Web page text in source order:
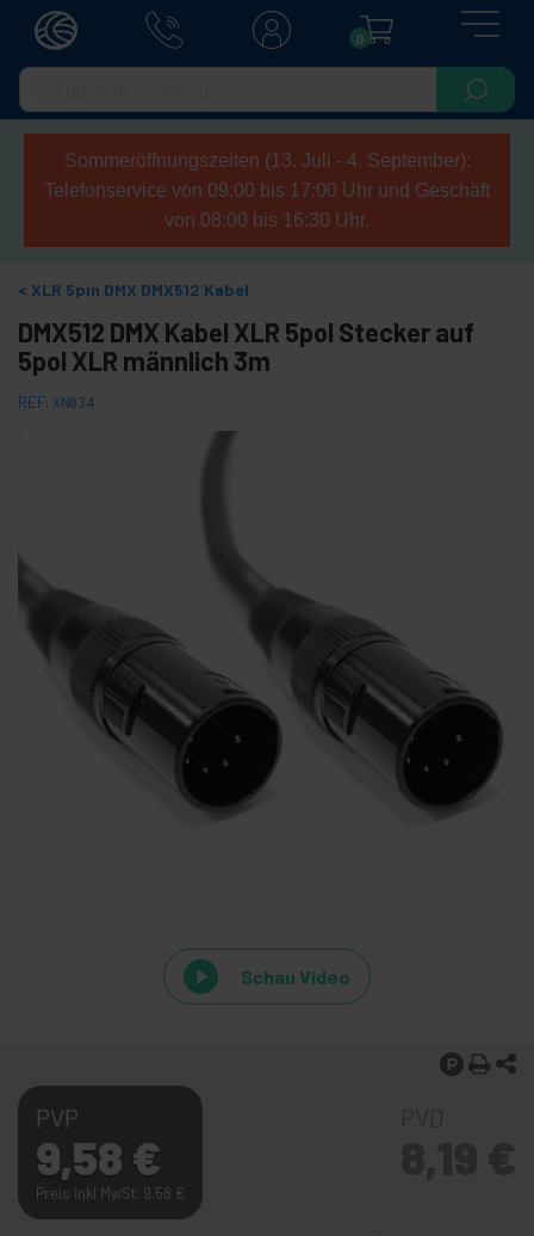
0
Sommeröffnungszeiten (13. Juli - 4. September):
Telefonservice von 09:00 bis 17:00 Uhr und Geschäft
von 08:00 bis 16:30 Uhr.
XLR 5pin DMX DMX512 Kabel
DMX512 DMX Kabel XLR 5pol Stecker auf
5pol XLR männlich 3m
REF: XN034
Schau Video
PVP
9,58 €
Preis inkl MwSt: 9,58 €